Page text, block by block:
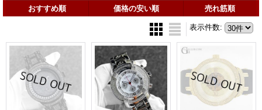
おすすめ順 価格の安い順 売れ筋順
表示件数: